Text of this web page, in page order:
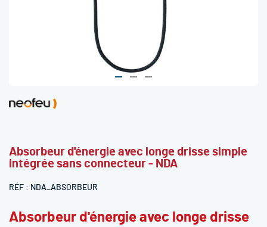
Absorbeur d'énergie avec longe drisse simple
intégrée sans connecteur - NDA
RÉF NDA_ABSORBEUR
Absorbeur d'énergie avec longe drisse
Skip
of
the
images
gallery